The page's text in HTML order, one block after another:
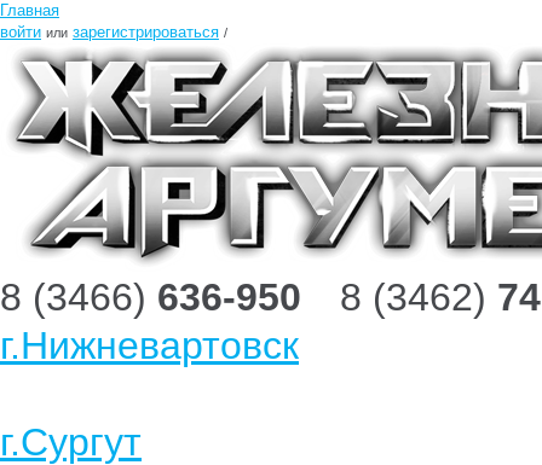
Главная
войти или зарегистрироваться /
8 (3466) 636-950 8 (3462)
г.Нижневартовск
г.Сургут